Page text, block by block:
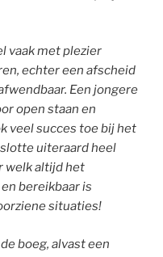
vaak met plezier
echter een afscheid
Een jongere
open staan en
veel succes toe bij het
uiteraard heel
welk altijd het
bereikbaar is
situaties!
boeg, alvast een